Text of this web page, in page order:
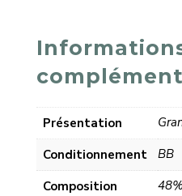
Présentation
Conditionnement
BB
Composition